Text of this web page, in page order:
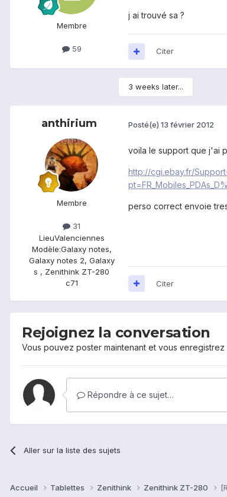
Membre
59
j ai trouvé sa ?
Citer
3 weeks later...
anthirium
Membre
31
LieuValenciennes
Modèle:Galaxy notes,
Galaxy notes 2, Galaxy
s , Zenithink ZT-280
c71
Posté(e) 13 février 2012
voila le support que j'ai
http://cgi.ebay.fr/
perso correct envoie
Citer
Rejoignez la conversation
Vous pouvez poster maintenant et vous enregistrez
Répondre à ce sujet…
Aller sur la liste des sujets
Accueil Tablettes Zenithink Zenithink ZT-280